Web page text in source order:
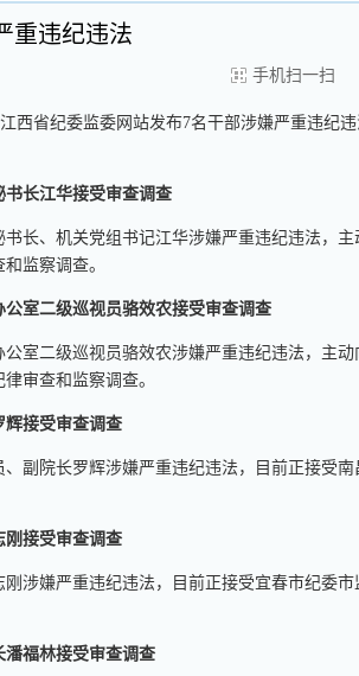
重违纪违法
手机扫一扫
西省纪委监委网站发布7名干部涉嫌严重违纪
长江华接受审查调查
长、机关党组书记江华涉嫌严重违纪违法，
监察调查。
室二级巡视员骆效农接受审查调查
室二级巡视员骆效农涉嫌严重违纪违法，主动
审查和监察调查。
辉接受审查调查
副院长罗辉涉嫌严重违纪违法，目前正接受
刚接受审查调查
涉嫌严重违纪违法，目前正接受宜春市纪委
福林接受审查调查